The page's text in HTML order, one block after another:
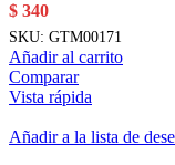
$ 340
SKU: GTM00171
Añadir al carrito
Comparar
Vista rápida
Añadir a la lista de